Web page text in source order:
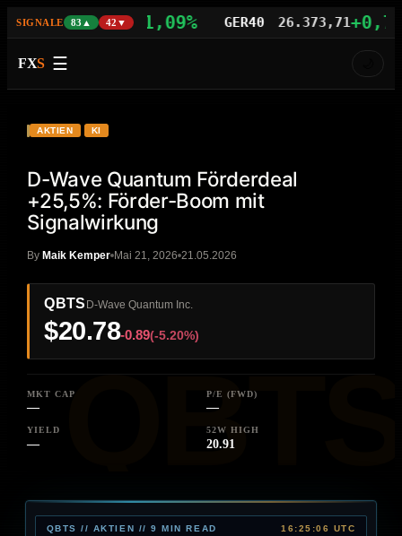
SIGNALE 83▲ 42▼
29.742,21+1,09% GER40 26.373,71+0,77%
FXS ☰
AKTIEN KI
D-Wave Quantum Förderdeal
+25,5%: Förder-Boom mit
Signalwirkung
ByMaik Kemper Mai 21, 2026 21.05.2026
QBTS D-Wave Quantum Inc.
$20.78-0.89(-5.20%)
MKT CAP
—
P/E (FWD)
—
YIELD
—
52W HIGH
20.91
QBTS // AKTIEN // 9 MIN READ 16:25:06 UTC